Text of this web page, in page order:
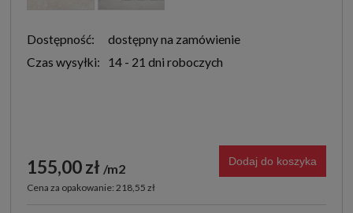
Dostępność:
dostępny na zamówienie
Czas wysyłki:
14 - 21 dni roboczych
155,00 zł m2
Cena za opakowanie: 218,55 zł
Dodaj do koszyka